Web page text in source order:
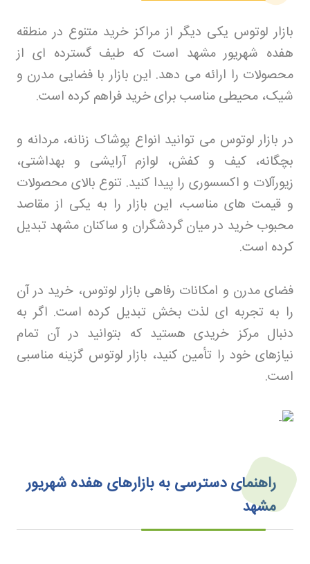
بازار لوتوس یکی دیگر از مراکز خرید متنوع در منطقه
هفده شهریور مشهد است که طیف گسترده ای از
محصولات را ارائه می دهد. این بازار با فضایی مدرن و
شیک، محیطی مناسب برای خرید فراهم کرده است.
در بازار لوتوس می توانید انواع پوشاک زنانه، مردانه و
بچگانه، کیف و کفش، لوازم آرایشی و بهداشتی،
زیورآلات و اکسسوری را پیدا کنید. تنوع بالای محصولات
و قیمت های مناسب، این بازار را به یکی از مقاصد
محبوب خرید در میان گردشگران و ساکنان مشهد تبدیل
کرده است.
فضای مدرن و امکانات رفاهی بازار لوتوس، خرید در آن
را به تجربه ای لذت بخش تبدیل کرده است. اگر به
دنبال مرکز خریدی هستید که بتوانید در آن تمام
نیازهای خود را تأمین کنید، بازار لوتوس گزینه مناسبی
است.
راهنمای دسترسی به بازارهای هفده شهریور
مشهد